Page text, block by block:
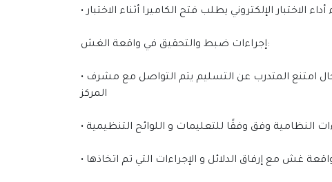
إجراءات ضبط والتحقيق في واقعة الغش:
• في حالة ضبط متدرب في حالة غش يطلب المراقب من المتدرب تسليم الاختبار الالكتروني أو الحضوري ، وفي حال امتنع المتدرب عن التسليم يتم التواصل مع مشرف
المركز